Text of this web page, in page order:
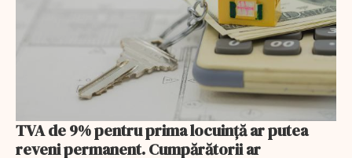
TVA de 9% pentru prima locuință ar putea
reveni permanent. Cumpărătorii ar